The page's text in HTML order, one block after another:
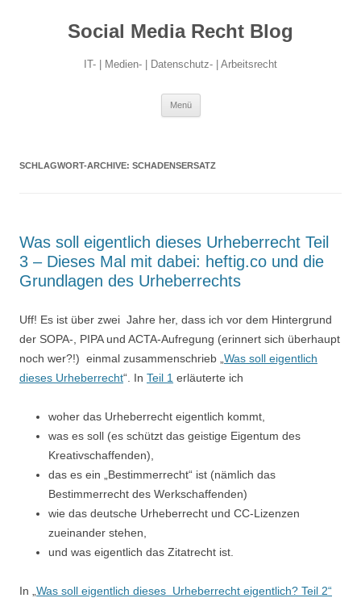
Social Media Recht Blog
IT- | Medien- | Datenschutz- | Arbeitsrecht
Menü
SCHLAGWORT-ARCHIVE: SCHADENSERSATZ
Was soll eigentlich dieses Urheberrecht Teil
3 – Dieses Mal mit dabei: heftig.co und die
Grundlagen des Urheberrechts
Uff! Es ist über zwei Jahre her, dass ich vor dem Hintergrund
der SOPA-, PIPA und ACTA-Aufregung (erinnert sich überhaupt
noch wer?!) einmal zusammenschrieb „ Was soll eigentlich
dieses Urheberrecht“. In Teil 1 erläuterte ich
woher das Urheberrecht eigentlich kommt,
was es soll (es schützt das geistige Eigentum des
Kreativschaffenden),
das es ein „Bestimmerrecht“ ist (nämlich das
Bestimmerrecht des Werkschaffenden)
wie das deutsche Urheberrecht und CC-Lizenzen
zueinander stehen,
und was eigentlich das Zitatrecht ist.
In „ Was soll eigentlich dieses Urheberrecht eigentlich? Teil 2“